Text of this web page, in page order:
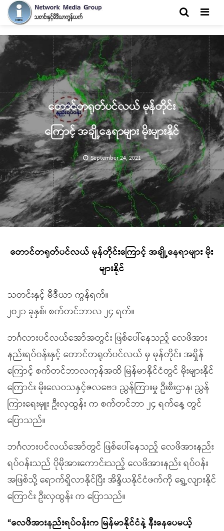
တောင်တရုတ်ပင်လယ် မုန်တိုင်း
ကြောင့် အချို့နေရာများ မိုးများနိုင်
September 24, 2021
တောင်တရုတ်ပင်လယ် မုန်တိုင်းကြောင့် အချို့နေရာများ မိုး
များနိုင်
သတင်းနှင့် မီဒီယာ ကွန်ရက်။
၂၀၂၁ ခုနှစ်၊ စက်တင်ဘာလ ၂၄ ရက်။
ဘင်္ဂလားပင်လယ်အော်အတွင်း ဖြစ်ပေါ်နေသည့် လေဖိအား
နည်းရပ်ဝန်းနှင့် တောင်တရုတ်ပင်လယ် မှ မုန်တိုင်း အရှိန်
ကြောင့် စက်တင်ဘာလကုန်အထိ မြန်မာနိုင်ငံတွင် မိုးများနိုင်
ကြောင်း မိုးလေဝသနှင့်ဇလဗေဒ ညွှန်ကြားမှု ဦးစီးဌာန၊ ညွှန်
ကြားရေးမှူး ဦးလှထွန်း က စက်တင်ဘာ ၂၄ ရက်နေ့ တွင်
ပြောသည်။
ဘင်္ဂလားပင်လယ်အော်တွင် ဖြစ်ပေါ်နေသည့် လေဖိအားနည်း
ရပ်ဝန်းသည် ပိုမိုအားကောင်းသည့် လေဖိအားနည်း ရပ်ဝန်း
အဖြစ်သို့ ရောက်ရှိလာနိုင်ပြီး အိန္ဒိယနိုင်ငံဖက်ကို ရွှေ့လျားနိုင်
ကြောင်း ဦးလှထွန်း က ပြောသည်။
“လေဖိအားနည်းရပ်ဝန်းက မြန်မာနိုင်ငံနဲ့ နီးနေပေမယ့်